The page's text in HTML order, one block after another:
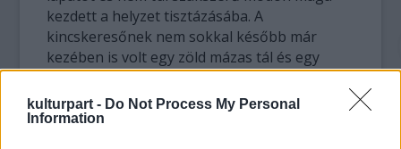
kulturpart - Do Not Process My Personal
Information
kezdett a helyzet tisztázásába. A
kincskeresőnek nem sokkal később már
kezében is volt egy zöld mázas tál és egy
törött korsó. A régészek azóta már két
kisebb sírkamra helyét határolták körbe.